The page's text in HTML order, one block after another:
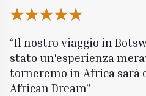
Il nostro viaggio in
stato un'esperienza
torneremo in Africa sarà
African Dream